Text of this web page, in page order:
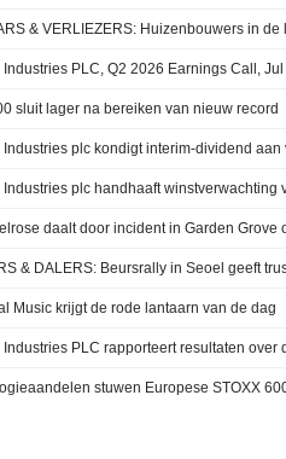
Industries PLC, Q2 2026 Earnings Call,
sluit lager na bereiken van nieuw record
Industries plc handhaaft winstverwachting
daalt door incident in Garden Grove
Music krijgt de rode lantaarn van de dag
Industries PLC rapporteert resultaten over
stuwen Europese STOXX